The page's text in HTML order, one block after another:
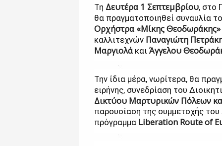
Τη Δευτέρα 1 Σεπτεμβρίου, στο
θα πραγματοποιηθεί συναυλία
Ορχήστρα «Μίκης Θεοδωράκης»
καλλιτεχνών Παναγιώτη
Μαργιολά και Άγγελου
Την ίδια μέρα, νωρίτερα, θα
ειρήνης, συνεδρίαση του
Δικτύου Μαρτυρικών Πόλεων
παρουσίαση της συμμετοχής
πρόγραμμα Liberation Route of